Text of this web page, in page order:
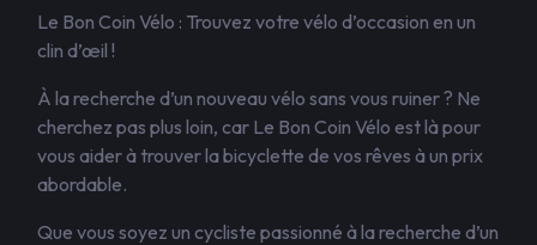
Le Bon Coin Vélo : Trouvez votre vélo d’occasion en un
clin d’œil !
À la recherche d’un nouveau vélo sans vous ruiner ? Ne
cherchez pas plus loin, car Le Bon Coin Vélo est là pour
vous aider à trouver la bicyclette de vos rêves à un prix
abordable.
Que vous soyez un cycliste passionné à la recherche d’un